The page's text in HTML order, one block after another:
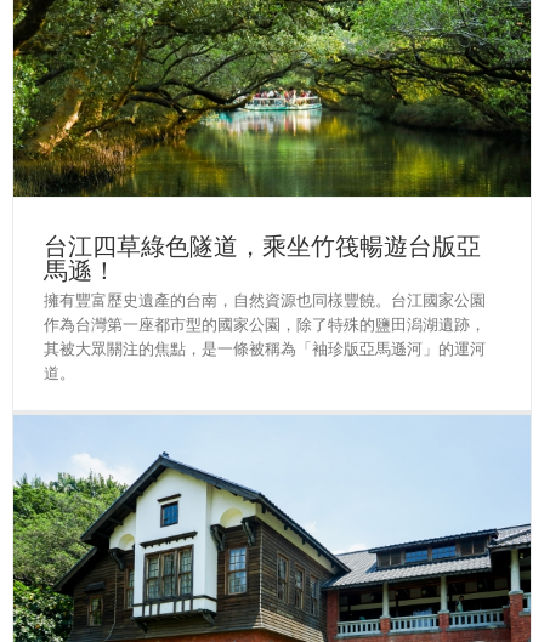
台江四草綠色隧道，乘坐竹筏暢遊台版亞
馬遜！
擁有豐富歷史遺產的台南，自然資源也同樣豐饒。台江國家公園
作為台灣第一座都市型的國家公園，除了特殊的鹽田潟湖遺跡，
其被大眾關注的焦點，是一條被稱為「袖珍版亞馬遜河」的運河
道。